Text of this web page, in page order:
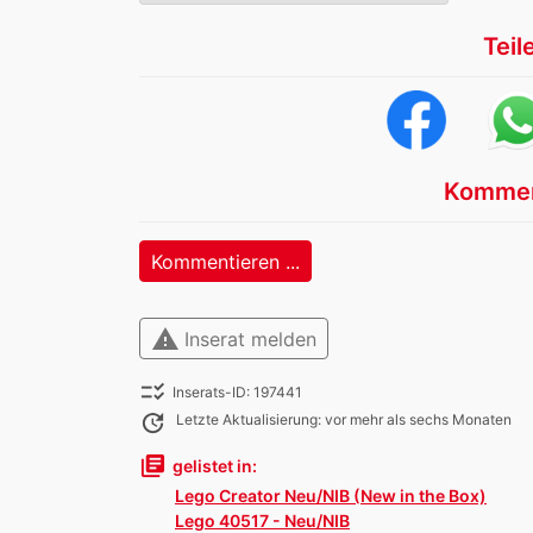
Kommentieren ...
warning Inserat melden
checklist_rtl Inserats-ID: 197441
update Letzte Aktualisierung: vor mehr als sechs Monaten
library_books gelistet in:
Lego Creator Neu/NIB (New in the Box)
Lego 40517 - Neu/NIB